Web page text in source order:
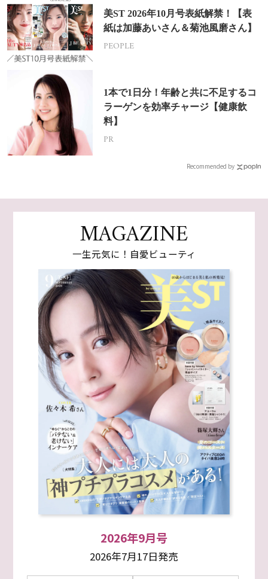
美ST 2026年10月号表紙解禁！【表
紙は加藤あいさん＆菊池風磨さん】
PEOPLE
1本で1日分！年齢と共に不足するコ
ラーゲンを効率チャージ【健康飲
料】
PR
Recommended by
MAGAZINE
一生元気に！自愛ビューティ
2026年9月号
2026年7月17日発売